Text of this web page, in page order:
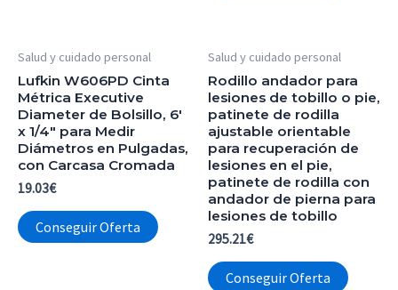
Salud y cuidado personal
Lufkin W606PD Cinta
Métrica Executive
Diameter de Bolsillo, 6′
x 1/4″ para Medir
Diámetros en Pulgadas,
con Carcasa Cromada
19.03€
Conseguir Oferta
Salud y cuidado personal
Rodillo andador para
lesiones de tobillo o pie,
patinete de rodilla
ajustable orientable
para recuperación de
lesiones en el pie,
patinete de rodilla con
andador de pierna para
lesiones de tobillo
295.21€
Conseguir Oferta